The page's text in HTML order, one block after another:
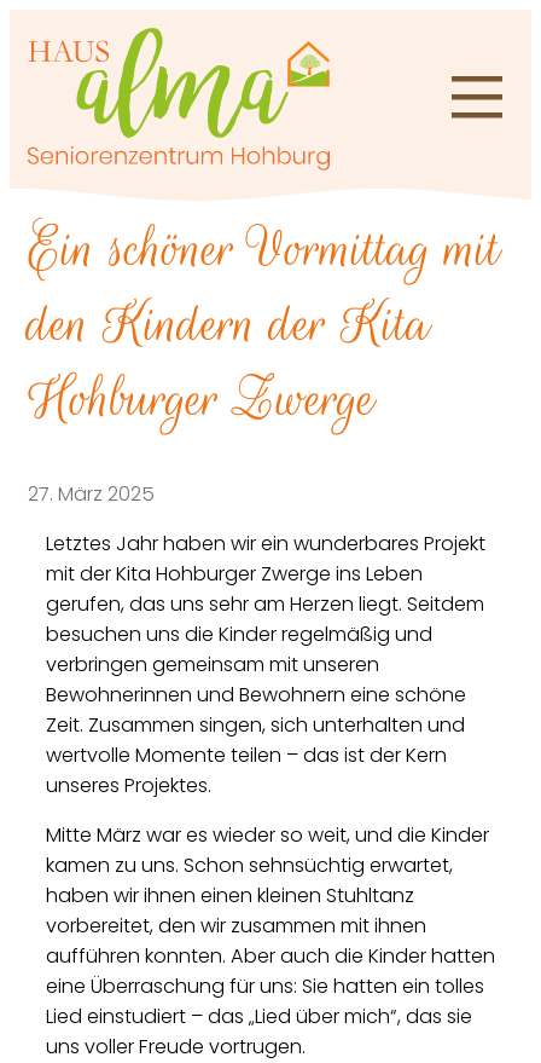
Inhalt
springen
Ein schöner Vormittag mit
den Kindern der Kita
Hohburger Zwerge
27. März 2025
Letztes Jahr haben wir ein wunderbares Projekt
mit der Kita Hohburger Zwerge ins Leben
gerufen, das uns sehr am Herzen liegt. Seitdem
besuchen uns die Kinder regelmäßig und
verbringen gemeinsam mit unseren
Bewohnerinnen und Bewohnern eine schöne
Zeit. Zusammen singen, sich unterhalten und
wertvolle Momente teilen – das ist der Kern
unseres Projektes.
Mitte März war es wieder so weit, und die Kinder
kamen zu uns. Schon sehnsüchtig erwartet,
haben wir ihnen einen kleinen Stuhltanz
vorbereitet, den wir zusammen mit ihnen
aufführen konnten. Aber auch die Kinder hatten
eine Überraschung für uns: Sie hatten ein tolles
Lied einstudiert – das „Lied über mich“, das sie
uns voller Freude vortrugen.